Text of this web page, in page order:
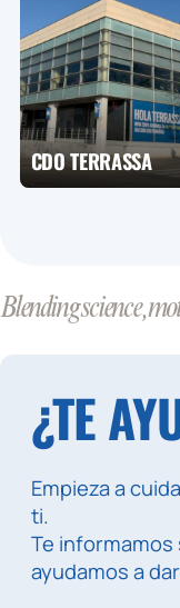
CDO TERRASSA
Blending science,
¿TE
Empieza a
ti.
Te
ayudamos a